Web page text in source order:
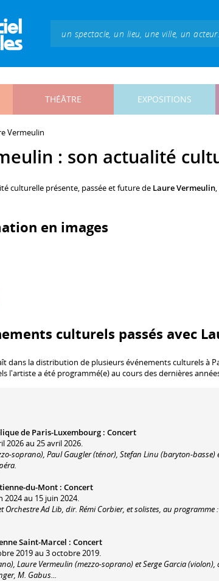
THÉÂTRE EXPOSITIONS
Vermeulin
: son actualité
culturelle présente, passée et future de Laure Vermeulin
en images
culturels passés avec
dans la distribution de plusieurs événements culturels à
l'artiste a été programmé(e) au cours des dernières
de Paris-Luxembourg : Concert
2026 au 25 avril 2026.
soprano), Paul Gaugler (ténor), Stefan Linu (baryton-
du-Mont : Concert
2024 au 15 juin 2024.
Ad Lib, dir. Rémi Corbier, et solistes, au programme
Saint-Marcel : Concert
2019 au 3 octobre 2019.
Laure Vermeulin (mezzo-soprano) et Serge Garcia
M. Gabus...